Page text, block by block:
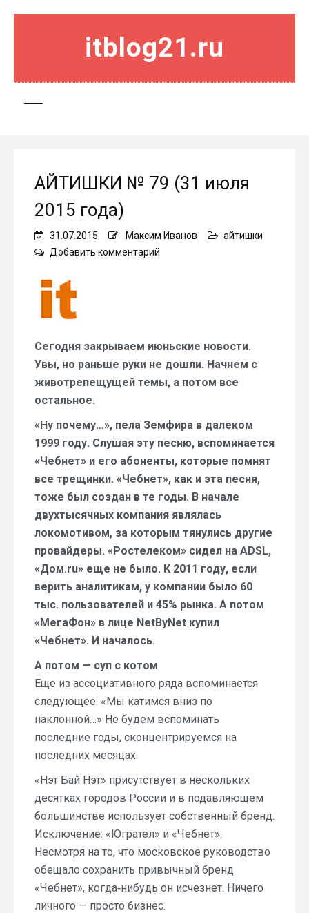
itblog21.ru
АЙТИШКИ № 79 (31 июля
2015 года)
31.07.2015 Максим Иванов
айтишки
Добавить комментарий
года)
Сегодня закрываем июньские новости.
Увы, но раньше руки не дошли. Начнем с
животрепещущей темы, а потом все
остальное.
«Ну почему…», пела Земфира в далеком
1999 году. Слушая эту песню, вспоминается
«Чебнет» и его абоненты, которые помнят
все трещинки. «Чебнет», как и эта песня,
тоже был создан в те годы. В начале
двухтысячных компания являлась
локомотивом, за которым тянулись другие
провайдеры. «Ростелеком» сидел на ADSL,
«Дом.ru» еще не было. К 2011 году, если
верить аналитикам, у компании было 60
тыс. пользователей и 45% рынка. А потом
«МегаФон» в лице NetByNet купил
«Чебнет». И началось.
А потом — суп с котом
Еще из ассоциативного ряда вспоминается
следующее: «Мы катимся вниз по
наклонной…» Не будем вспоминать
последние годы, сконцентрируемся на
последних месяцах.
«Нэт Бай Нэт» присутствует в нескольких
десятках городов России и в подавляющем
большинстве использует собственный бренд.
Исключение: «Югрател» и «Чебнет».
Несмотря на то, что московское руководство
обещало сохранить привычный бренд
«Чебнет», когда‑нибудь он исчезнет. Ничего
личного — просто бизнес.